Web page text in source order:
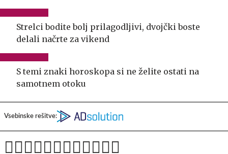
Strelci bodite bolj prilagodljivi, dvojčki boste
delali načrte za vikend
S temi znaki horoskopa si ne želite ostati na
samotnem otoku
Vsebinske rešitve: